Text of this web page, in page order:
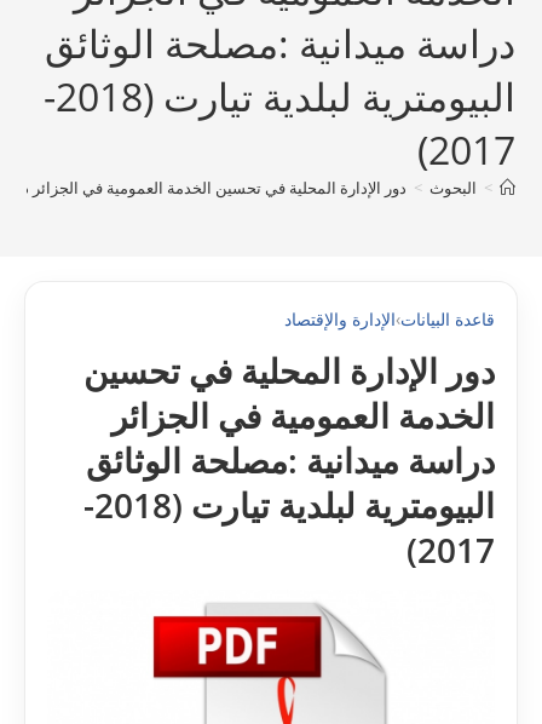
دراسة ميدانية :مصلحة الوثائق
البيومترية لبلدية تيارت (2018-
2017)
> البحوث > دور الإدارة المحلية في تحسين الخدمة العمومية في الجزائر دراسة
قاعدة البيانات›الإدارة والإقتصاد
دور الإدارة المحلية في تحسين
الخدمة العمومية في الجزائر
دراسة ميدانية :مصلحة الوثائق
البيومترية لبلدية تيارت (2018-
2017)